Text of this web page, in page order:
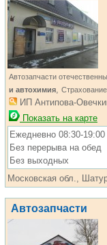
Автозапчасти
и автохимия, Страхование
ИП Антипова-
Показать на карте
Ежедневно 08:30-19:00
Без перерыва на обед
Без выходных
Московская обл.,
Автозапчасти